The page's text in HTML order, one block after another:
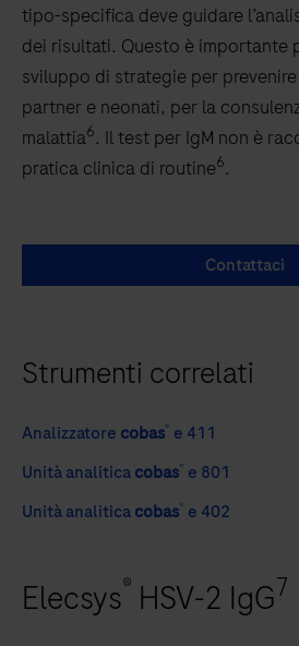
tipo-specifica deve guidare
dei risultati. Questo è importante
sviluppo di strategie per
partner e neonati, per la
malattia6. Il test per IgM non è
pratica clinica di routine6.
Contattaci
Strumenti correlati
Analizzatore cobas® e 411
Unità analiticacobas® e 801
Unità analiticacobas® e 402
Elecsys® HSV-2 IgG7